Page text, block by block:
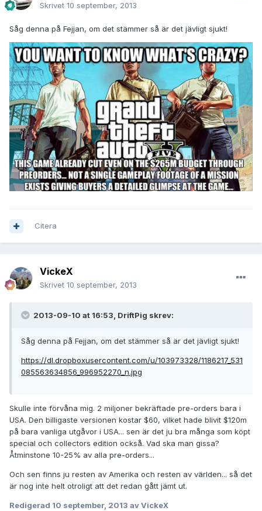
Skrivet 10 september, 2013
Såg denna på Fejjan, om det stämmer så är det jävligt sjukt!
Citera
VickeX
Skrivet 10 september, 2013
2013-09-10 at 16:53, DriftPig skrev:
Såg denna på Fejjan, om det stämmer så är det jävligt sjukt!
https://dl.dropboxusercontent.com/u/103973328/1186217_531
085563634856_996952270_n.jpg
Skulle inte förvåna mig. 2 miljoner bekräftade pre-orders bara i
USA. Den billigaste versionen kostar $60, vilket hade blivit $120m
på bara vanliga utgåvor i USA... sen är det ju bra många som köpt
special och collectors edition också. Vad ska man gissa?
Åtminstone 10-25% av alla pre-orders...
Och sen finns ju resten av Amerika och resten av världen... så det
är nog inte helt otroligt att det redan gått jämt ut.
Redigerad 10 september, 2013 av VickeX